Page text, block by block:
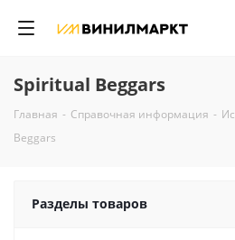
Spiritual Beggars
Главная - Справочная информация -
Beggars
Разделы товаров